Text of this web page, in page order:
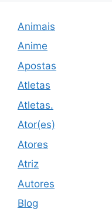
Animais
Anime
Apostas
Atletas
Atletas.
Ator(es)
Atores
Atriz
Autores
Blog